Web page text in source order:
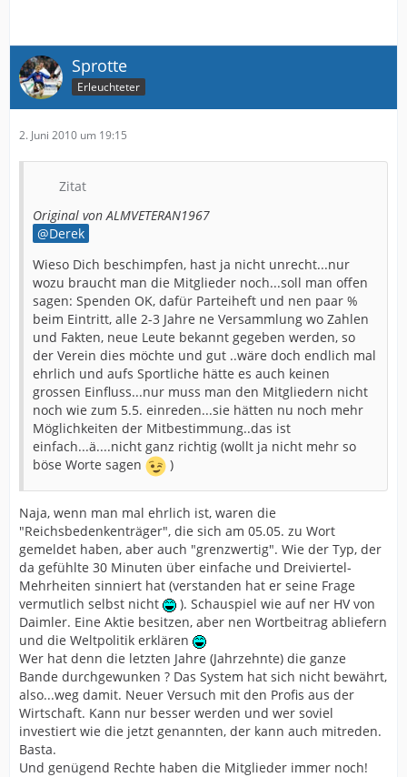
Sprotte
Erleuchteter
2. Juni 2010 um 19:15
Zitat
Original von ALMVETERAN1967
Derek
Wieso Dich beschimpfen, hast ja nicht unrecht...nur
wozu braucht man die Mitglieder noch...soll man offen
sagen: Spenden OK, dafür Parteiheft und nen paar %
beim Eintritt, alle 2-3 Jahre ne Versammlung wo Zahlen
und Fakten, neue Leute bekannt gegeben werden, so
der Verein dies möchte und gut ..wäre doch endlich mal
ehrlich und aufs Sportliche hätte es auch keinen
grossen Einfluss...nur muss man den Mitgliedern nicht
noch wie zum 5.5. einreden...sie hätten nu noch mehr
Möglichkeiten der Mitbestimmung..das ist
einfach...ä....nicht ganz richtig (wollt ja nicht mehr so
böse Worte sagen
)
Naja, wenn man mal ehrlich ist, waren die
"Reichsbedenkenträger", die sich am 05.05. zu Wort
gemeldet haben, aber auch "grenzwertig". Wie der Typ, der
da gefühlte 30 Minuten über einfache und Dreiviertel-
Mehrheiten sinniert hat (verstanden hat er seine Frage
vermutlich selbst nicht
). Schauspiel wie auf ner HV von
Daimler. Eine Aktie besitzen, aber nen Wortbeitrag abliefern
und die Weltpolitik erklären
Wer hat denn die letzten Jahre (Jahrzehnte) die ganze
Bande durchgewunken ? Das System hat sich nicht bewährt,
also...weg damit. Neuer Versuch mit den Profis aus der
Wirtschaft. Kann nur besser werden und wer soviel
investiert wie die jetzt genannten, der kann auch mitreden.
Basta.
Und genügend Rechte haben die Mitglieder immer noch!